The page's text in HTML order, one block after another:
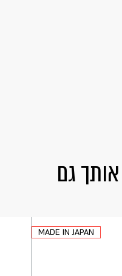
אותך גם
MADE IN JAPAN